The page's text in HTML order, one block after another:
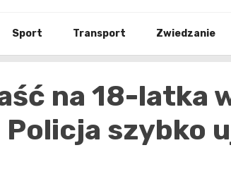
Sport Transport Zwiedzanie
na 18-latka
szybko